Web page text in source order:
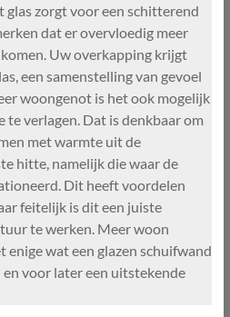
glas zorgt voor een schitterend
dat er overvloedig meer
Uw overkapping krijgt
een samenstelling van gevoel
woongenot is het ook mogelijk
te verlagen. Dat is denkbaar om
met warmte uit de
hitte, namelijk die waar de
Dit heeft voordelen
feitelijk is dit een juiste
te werken. Meer woon
enige wat een glazen schuifwand
voor later een uitstekende